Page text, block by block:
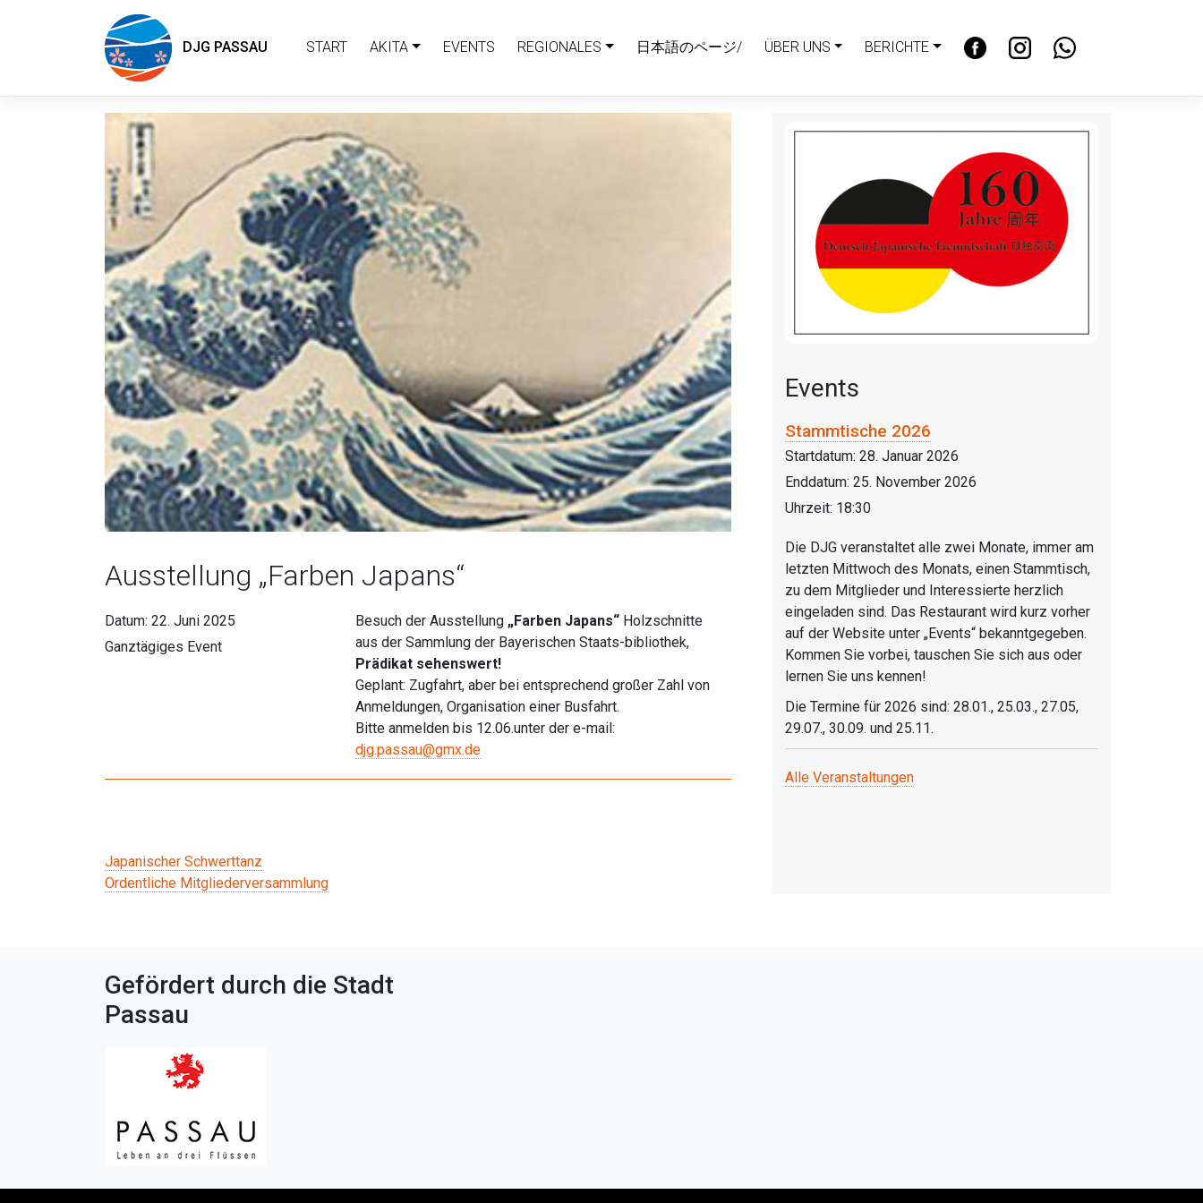
DJG PASSAU START AKITA EVENTS REGIONALES 日本語のページ/ ÜBER UNS BERICHTE
Ausstellung „Farben Japans“
Datum: 22. Juni 2025
Ganztägiges Event
Besuch der Ausstellung „Farben Japans“ Holzschnitte
aus der Sammlung der Bayerischen Staats-bibliothek,
Prädikat sehenswert!
Geplant: Zugfahrt, aber bei entsprechend großer Zahl von
Anmeldungen, Organisation einer Busfahrt.
Bitte anmelden bis 12.06.unter der e-mail:
djg.passau@gmx.de
Beitragsnavigation
Japanischer Schwerttanz
Ordentliche Mitgliederversammlung
Events
Stammtische 2026
Startdatum: 28. Januar 2026
Enddatum: 25. November 2026
Uhrzeit: 18:30
Die DJG veranstaltet alle zwei Monate, immer am
letzten Mittwoch des Monats, einen Stammtisch,
zu dem Mitglieder und Interessierte herzlich
eingeladen sind. Das Restaurant wird kurz vorher
auf der Website unter „Events“ bekanntgegeben.
Kommen Sie vorbei, tauschen Sie sich aus oder
lernen Sie uns kennen!
Die Termine für 2026 sind: 28.01., 25.03., 27.05,
29.07., 30.09. und 25.11.
Alle Veranstaltungen
Gefördert durch die Stadt
Passau